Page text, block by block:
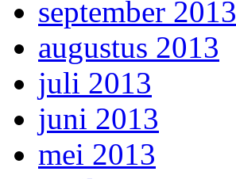
september 2013
augustus 2013
juli 2013
juni 2013
mei 2013